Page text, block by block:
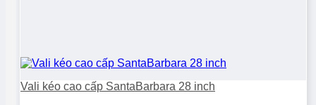
Vali kéo cao cấp SantaBarbara 28 inch